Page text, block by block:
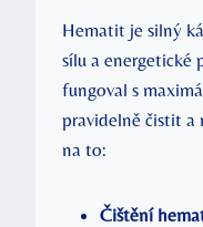
Hematit je silný
sílu a energetické
fungoval s
pravidelně čistit
na to:
Čištění